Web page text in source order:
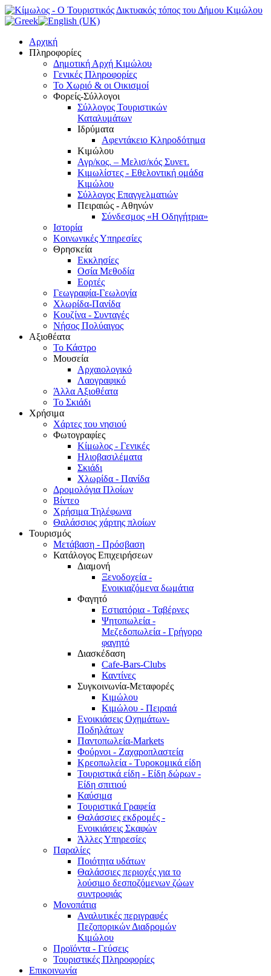
Αρχική
Πληροφορίες
Δημοτική Αρχή Κιμώλου
Γενικές Πληροφορίες
Το Xωριό & οι Οικισμοί
Φορείς-Σύλλογοι
Σύλλογος Τουριστικών
Καταλυμάτων
Ιδρύματα
Αφεντάκειο Κληροδότημα
Κιμώλου
Αγρ/κος. – Μελισ/κός Συνετ.
Κιμωλίστες - Εθελοντική ομάδα
Κιμώλου
Σύλλογος Επαγγελματιών
Πειραιώς - Αθηνών
Σύνδεσμος «Η Οδηγήτρια»
Ιστορία
Κοινωνικές Υπηρεσίες
Θρησκεία
Εκκλησίες
Οσία Μεθοδία
Εορτές
Γεωγραφία-Γεωλογία
Χλωρίδα-Πανίδα
Κουζίνα - Συνταγές
Νήσος Πολύαιγος
Αξιοθέατα
Το Κάστρο
Μουσεία
Αρχαιολογικό
Λαογραφικό
Άλλα Αξιοθέατα
Το Σκιάδι
Χρήσιμα
Χάρτες του νησιού
Φωτογραφίες
Κίμωλος - Γενικές
Ηλιοβασιλέματα
Σκιάδι
Χλωρίδα - Πανίδα
Δρομολόγια Πλοίων
Βίντεο
Χρήσιμα Τηλέφωνα
Θαλάσσιος χάρτης πλοίων
Τουρισμός
Μετάβαση - Πρόσβαση
Κατάλογος Επιχειρήσεων
Διαμονή
Ξενοδοχεία -
Ενοικιαζόμενα δωμάτια
Φαγητό
Εστιατόρια - Ταβέρνες
Ψητοπωλεία -
Μεζεδοπωλεία - Γρήγορο
φαγητό
Διασκέδαση
Cafe-Bars-Clubs
Καντίνες
Συγκοινωνία-Μεταφορές
Κιμώλου
Κιμώλου - Πειραιά
Ενοικιάσεις Οχημάτων-
Ποδηλάτων
Παντοπωλεία-Markets
Φούρνοι - Ζαχαροπλαστεία
Κρεοπωλεία - Τυροκομικά είδη
Τουριστικά είδη - Είδη δώρων -
Είδη σπιτιού
Καύσιμα
Τουριστικά Γραφεία
Θαλάσσιες εκδρομές -
Ενοικιάσεις Σκαφών
Άλλες Υπηρεσίες
Παραλίες
Ποιότητα υδάτων
Θαλάσσιες περιοχές για το
λούσιμο δεσποζόμενων ζώων
συντροφιάς
Μονοπάτια
Αναλυτικές περιγραφές
Πεζοπορικών Διαδρομών
Κιμώλου
Προϊόντα - Γεύσεις
Τουριστικές Πληροφορίες
Επικοινωνία